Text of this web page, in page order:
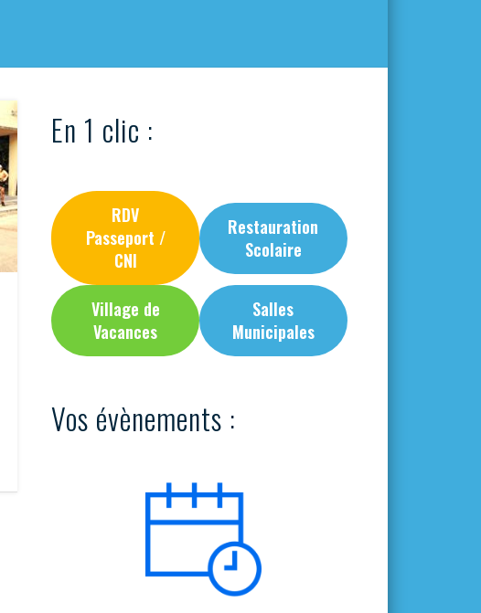
En 1 clic :
RDV
Passeport /
CNI
Restauration
Scolaire
Village de
Vacances
Salles
Municipales
Vos évènements :